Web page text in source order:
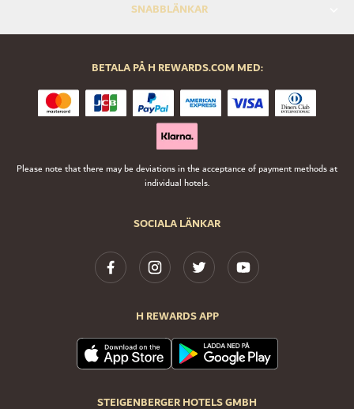
SNABBLÄNKAR
SOCIALA LÄNKAR
H REWARDS APP
STEIGENBERGER HOTELS GMBH
BETALA PÅ H REWARDS.COM MED:
Please note that there may be deviations in the acceptance of payment methods at
individual hotels.